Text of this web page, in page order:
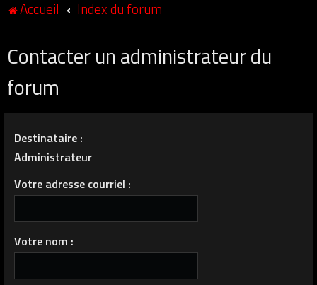
Accueil Index du forum
Contacter un administrateur du
forum
Destinataire :
Administrateur
Votre adresse courriel :
Votre nom :